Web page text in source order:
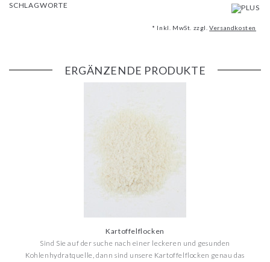
SCHLAGWORTE
* Inkl. MwSt. zzgl.Versandkosten
ERGÄNZENDE PRODUKTE
Kartoffelflocken
Sind Sie auf der suche nach einer leckeren und gesunden
Kohlenhydratquelle, dann sind unsere Kartoffelflocken genau das